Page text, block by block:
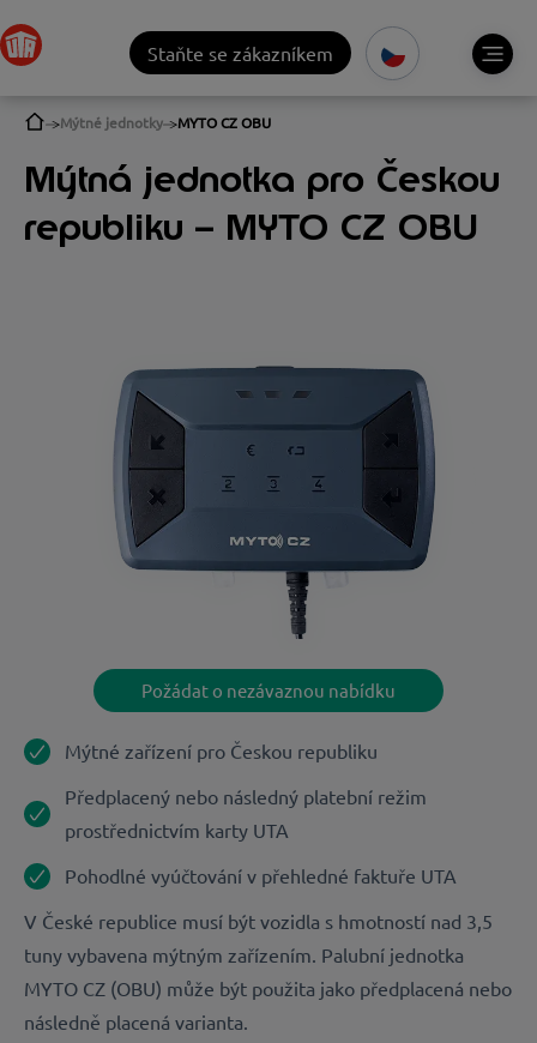
Staňte se zákazníkem
Mýtné jednotky MYTO CZ OBU
Mýtná jednotka pro Českou
republiku – MYTO CZ OBU
Požádat o nezávaznou nabídku
Mýtné zařízení pro Českou republiku
Předplacený nebo následný platební režim
prostřednictvím karty UTA
Pohodlné vyúčtování v přehledné faktuře UTA
V České republice musí být vozidla s hmotností nad 3,5
tuny vybavena mýtným zařízením. Palubní jednotka
MYTO CZ (OBU) může být použita jako předplacená nebo
následně placená varianta.